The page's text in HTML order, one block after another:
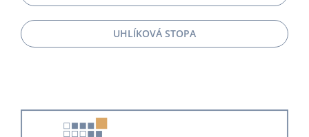
UHLÍKOVÁ STOPA